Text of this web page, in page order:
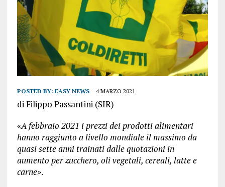
POSTED BY: EASY NEWS 4 MARZO 2021
di Filippo Passantini (SIR)
«A febbraio 2021 i prezzi dei prodotti alimentari
hanno raggiunto a livello mondiale il massimo da
quasi sette anni trainati dalle quotazioni in
aumento per zucchero, oli vegetali, cereali, latte e
carne».